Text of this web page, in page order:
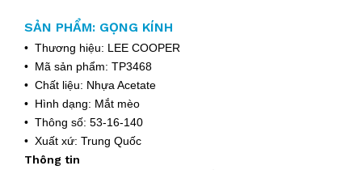
SẢN PHẨM: GỌNG KÍNH
• Thương hiệu: LEE COOPER
• Mã sản phẩm: TP3468
• Chất liệu: Nhựa Acetate
• Hình dạng: Mắt mèo
• Thông số: 53-16-140
• Xuất xứ: Trung Quốc
Thông tin